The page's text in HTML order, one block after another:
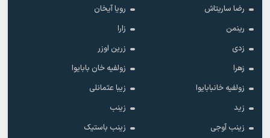
رضا ساریتاش
رویا آیخان
رینمن
زارا
زدی
زرین اوزر
زهرا
زولفیه خان بابایوا
زولفیه خانبابایوا
زیبا عثمانلی
زید
زینب
زینب آوجی
زینب باستیک